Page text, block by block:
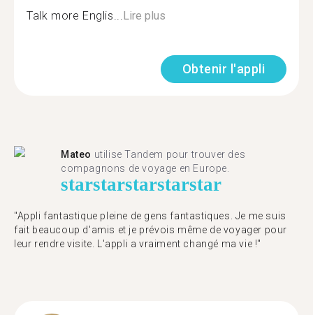
Talk more Englis...Lire plus
Obtenir l'appli
Mateo utilise Tandem pour trouver des
compagnons de voyage en Europe.
starstarstarstarstar
"Appli fantastique pleine de gens fantastiques. Je me suis
fait beaucoup d'amis et je prévois même de voyager pour
leur rendre visite. L'appli a vraiment changé ma vie !"